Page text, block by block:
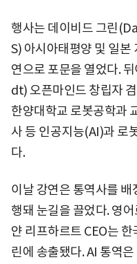
행사는 데이비드 그린
S) 아시아태평양 및 일본
연으로 포문을 열었다.
dt) 오픈마인드 창립자
한양대학교 로봇공학과
사 등 인공지능(AI)과 로
다.
이날 강연은 통역사를
행돼 눈길을 끌었다. 영
얀 리프하르트 CEO는
린에 송출됐다. AI 통역